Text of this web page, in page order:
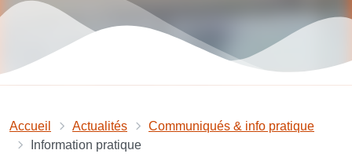
Accueil Actualités
Communiqués & info pratique
Information pratique